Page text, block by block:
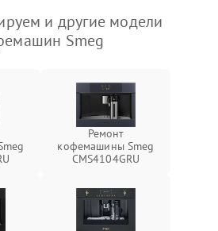
и другие модели
Smeg
Ремонт
кофемашины Smeg
CMS4104GRU